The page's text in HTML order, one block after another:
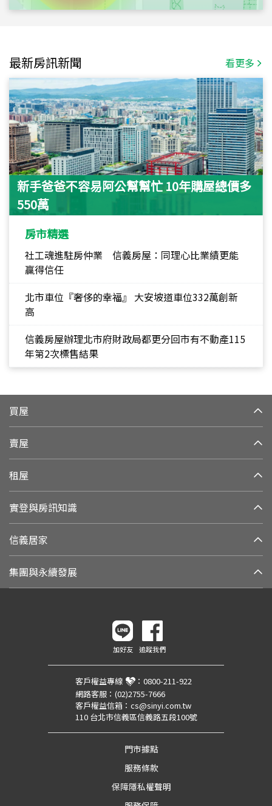
最新房訊新聞 看更多
新手爸爸不容易阿公幫幫忙 10年購屋總價多
550萬
房市精選
社工魂進駐房仲業 信義房屋：同理心比業績更能
贏得信任
北市車位『奢侈的幸福』 大安坡道車位332萬創新
高
信義房屋辦理北市府財政局都更分回市有不動產115
年第2次標售結果
買屋
賣屋
租屋
實登與房訊知識
信義居家
集團與永續發展
加好友 追蹤我們
客戶權益專線 ： 0800-211-922
網路客服： (02)2755-7666
客戶權益信箱： cs@sinyi.com.tw
110 台北市信義區信義路五段100號
門市據點
服務條款
保障隱私權聲明